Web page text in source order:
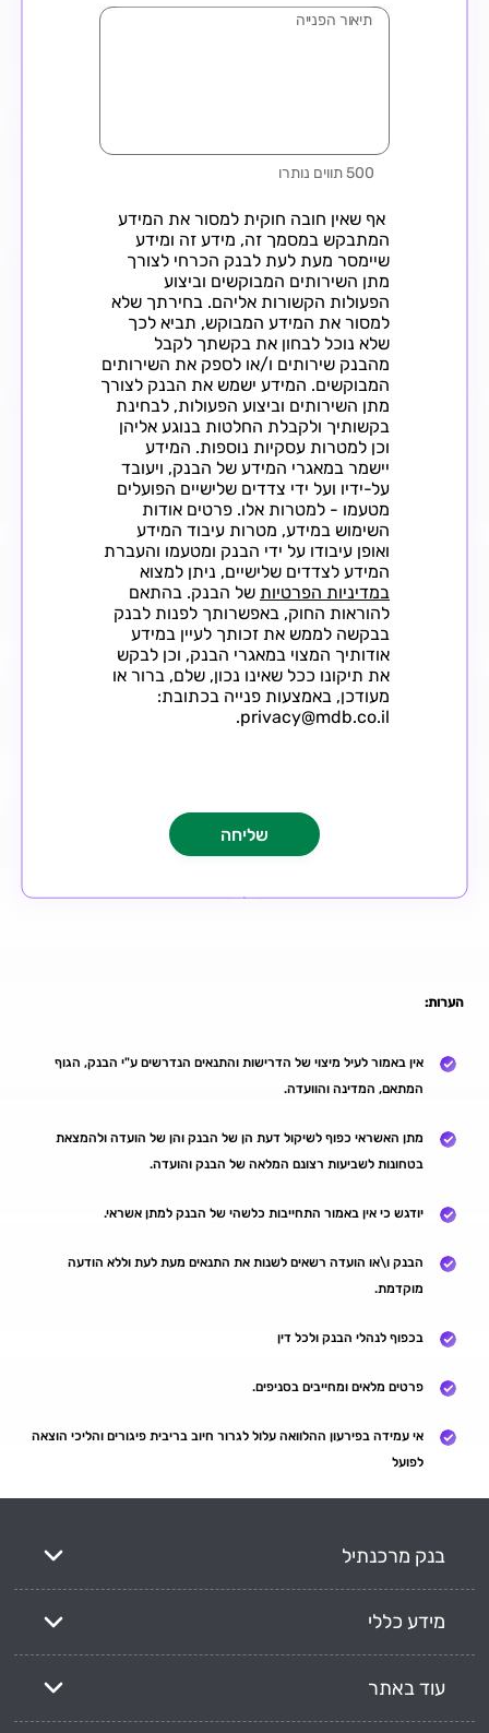
תיאור הפנייה
500 תווים נותרו
אף שאין חובה חוקית למסור את המידע
המתבקש במסמך זה, מידע זה ומידע
שיימסר מעת לעת לבנק הכרחי לצורך
מתן השירותים המבוקשים וביצוע
הפעולות הקשורות אליהם. בחירתך שלא
למסור את המידע המבוקש, תביא לכך
שלא נוכל לבחון את בקשתך לקבל
מהבנק שירותים ו/או לספק את השירותים
המבוקשים. המידע ישמש את הבנק לצורך
מתן השירותים וביצוע הפעולות, לבחינת
בקשותיך ולקבלת החלטות בנוגע אליהן
וכן למטרות עסקיות נוספות. המידע
יישמר במאגרי המידע של הבנק, ויעובד
על-ידיו ועל ידי צדדים שלישיים הפועלים
מטעמו - למטרות אלו. פרטים אודות
השימוש במידע, מטרות עיבוד המידע
ואופן עיבודו על ידי הבנק ומטעמו והעברת
המידע לצדדים שלישיים, ניתן למצוא
במדיניות הפרטיות של הבנק. בהתאם
להוראות החוק, באפשרותך לפנות לבנק
בבקשה לממש את זכותך לעיין במידע
אודותיך המצוי במאגרי הבנק, וכן לבקש
את תיקונו ככל שאינו נכון, שלם, ברור או
מעודכן, באמצעות פנייה בכתובת:
privacy@mdb.co.il.
הערות:
אין באמור לעיל מיצוי של הדרישות והתנאים הנדרשים ע"י הבנק, הגוף
המתאם, המדינה והוועדה.
מתן האשראי כפוף לשיקול דעת הן של הבנק והן של הועדה ולהמצאת
בטחונות לשביעות רצונם המלאה של הבנק והועדה.
יודגש כי אין באמור התחייבות כלשהי של הבנק למתן אשראי.
הבנק ו\או הועדה רשאים לשנות את התנאים מעת לעת וללא הודעה
מוקדמת.
בכפוף לנהלי הבנק ולכל דין
פרטים מלאים ומחייבים בסניפים.
אי עמידה בפירעון ההלוואה עלול לגרור חיוב בריבית פיגורים והליכי הוצאה
לפועל
בנק מרכנתיל
מידע כללי
עוד באתר